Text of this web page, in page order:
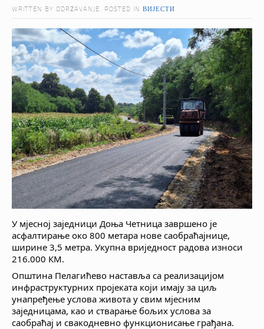
WRITTEN BY ODRZAVANJE. POSTED IN ВИЈЕСТИ
У мјесној заједници Доња Четница завршено је
асфалтирање око 800 метара нове саобраћајнице,
ширине 3,5 метра. Укупна вриједност радова износи
216.000 КМ.
Општина Пелагићево наставља са реализацијом
инфраструктурних пројеката који имају за циљ
унапређење услова живота у свим мјесним
заједницама, као и стварање бољих услова за
саобраћај и свакодневно функционисање грађана.